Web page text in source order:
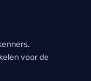
voor de